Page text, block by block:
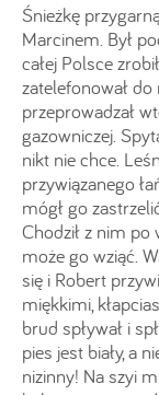
Śnieżkę
Marcinem. Był
całej Polsce
zatelefonował
przeprowadzał
gazowniczej.
nikt nie chce.
przywiązanego
mógł go
Chodził z nim po
może go wziąć.
się i Robert
miękkimi,
brud spływał i
pies jest biały, a
nizinny! Na szyi